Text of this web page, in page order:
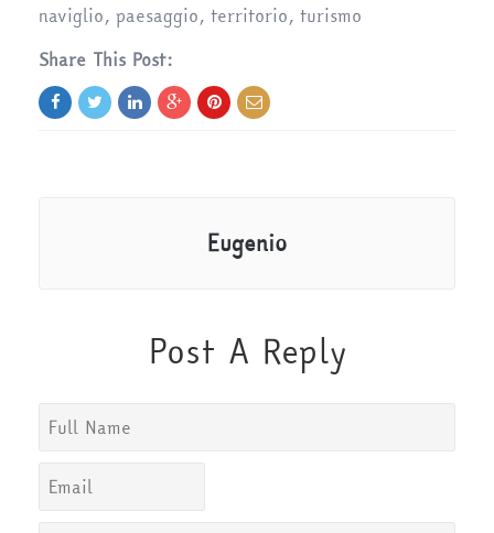
naviglio, paesaggio, territorio, turismo
Share This Post:
Eugenio
Post A Reply